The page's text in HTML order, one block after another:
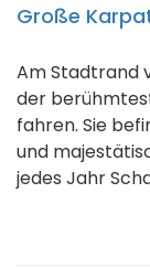
Große
Am Stadtrand
der
fahren. Sie
und
jedes Jahr